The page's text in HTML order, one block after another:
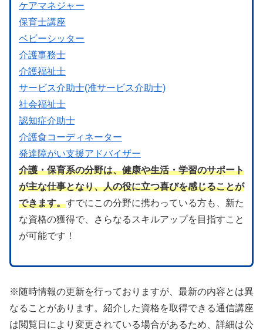
ケアマネジャー
保育士講座
ベビーシッター
介護事務士
介護福祉士
サービス介助士(准サービス介助士)
社会福祉士
認知症介助士
介護食コーディネーター
発達障がい支援アドバイザー
介護・保育系の分野は、健康や生活・学習のサポート
が主な仕事となり、人の役に立つ喜びを感じることが
できます。すでにこの分野に携わっている方も、新た
な資格の獲得で、さらなるスキルアップを目指すこと
が可能です！
※随時情報の更新を行っておりますが、最新の内容とは異
なることがあります。紹介した資格を取得できる通信講座
は閲覧日により変更されている場合があるため、詳細は公